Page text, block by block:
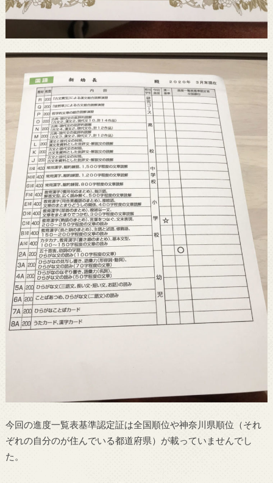
今回の進度一覧表基準認定証は全国順位や神奈川県順位（それ
ぞれの自分のが住んでいる都道府県）が載っていませんでし
た。